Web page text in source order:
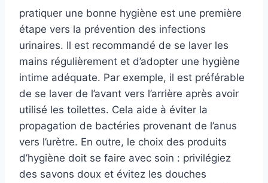
pratiquer une bonne hygiène est une première
étape vers la prévention des infections
urinaires. Il est recommandé de se laver les
mains régulièrement et d’adopter une hygiène
intime adéquate. Par exemple, il est préférable
de se laver de l’avant vers l’arrière après avoir
utilisé les toilettes. Cela aide à éviter la
propagation de bactéries provenant de l’anus
vers l’urètre. En outre, le choix des produits
d’hygiène doit se faire avec soin : privilégiez
des savons doux et évitez les douches